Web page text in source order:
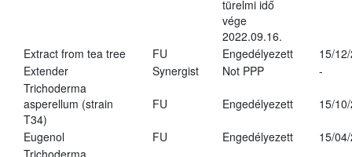
türelmi idő
vége
2022.09.16.
Extract from tea tree FU Engedélyezett
15/
Extender
Synergist Not PPP
-
Trichoderma
asperellum (strain
T34)
FU Engedélyezett 15/
Eugenol FU Engedélyezett
15/